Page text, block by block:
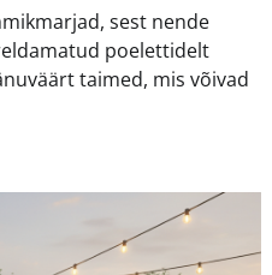
sest nende
poelettidelt
taimed, mis võivad